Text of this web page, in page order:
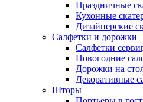
Праздничные
Кухонные
Дизайнерские
Салфетки и дорожки
Салфетки
Новогодние
Дорожки на
Декоративные
Шторы